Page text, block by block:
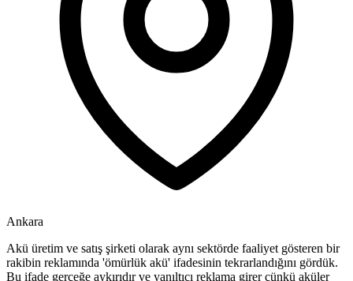
Ankara
Akü üretim ve satış şirketi olarak aynı sektörde faaliyet gösteren bir
rakibin reklamında 'ömürlük akü' ifadesinin tekrarlandığını gördük.
Bu ifade gerçeğe aykırıdır ve yanıltıcı reklama girer çünkü aküler